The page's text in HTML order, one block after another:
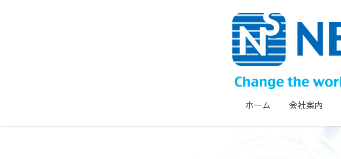
ホーム 会社案内